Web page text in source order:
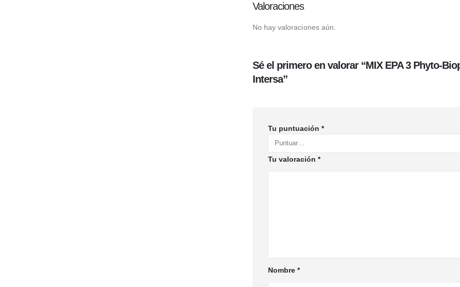
Valoraciones
No hay valoraciones aún.
Sé el primero en valorar “MIX EPA 3 Phyto-
Intersa”
Tu puntuación *
Tu valoración*
Nombre *